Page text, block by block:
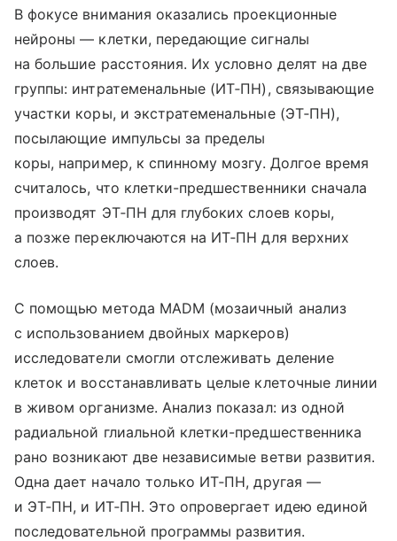
В фокусе внимания оказались проекционные
нейроны — клетки, передающие сигналы
на большие расстояния. Их условно делят на две
группы: интратеменальные (ИТ‑ПН), связывающие
участки коры, и экстратеменальные (ЭТ‑ПН),
посылающие импульсы за пределы
коры, например, к спинному мозгу. Долгое время
считалось, что клетки-предшественники сначала
производят ЭТ‑ПН для глубоких слоев коры,
а позже переключаются на ИТ‑ПН для верхних
слоев.
С помощью метода MADM (мозаичный анализ
с использованием двойных маркеров)
исследователи смогли отслеживать деление
клеток и восстанавливать целые клеточные линии
в живом организме. Анализ показал: из одной
радиальной глиальной клетки-предшественника
рано возникают две независимые ветви развития.
Одна дает начало только ИТ‑ПН, другая —
и ЭТ‑ПН, и ИТ‑ПН. Это опровергает идею единой
последовательной программы развития.